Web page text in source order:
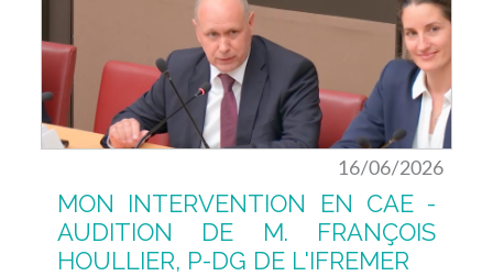
16/06/2026
MON INTERVENTION EN CAE -
AUDITION DE M. FRANÇOIS
HOULLIER, P-DG DE L'IFREMER